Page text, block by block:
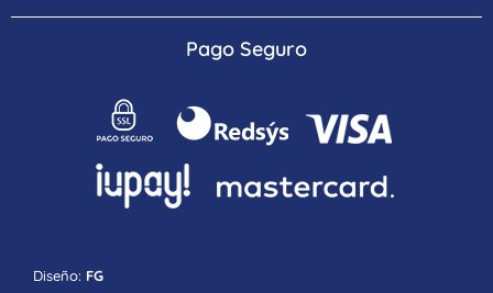
Pago Seguro
Diseño: FG